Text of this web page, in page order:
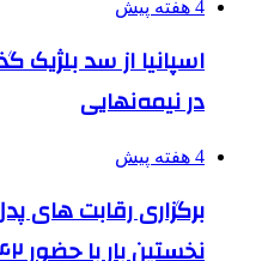
4 هفته پیش
اسپانیا از سد بلژیک
در نیمه‌نهایی
4 هفته پیش
برگزاری رقابت های
نخستین بار با حضور ۴۲ تیم